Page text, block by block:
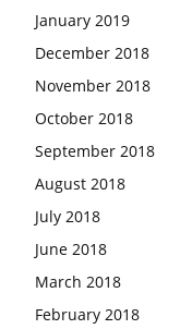
January 2019
December 2018
November 2018
October 2018
September 2018
August 2018
July 2018
June 2018
March 2018
February 2018